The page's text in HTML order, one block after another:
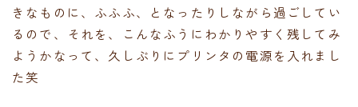
きなものに、ふふふ、となったりしながら過ごしてい
るので、それを、こんなふうにわかりやすく残してみ
ようかなって、久しぶりにプリンタの電源を入れまし
た笑